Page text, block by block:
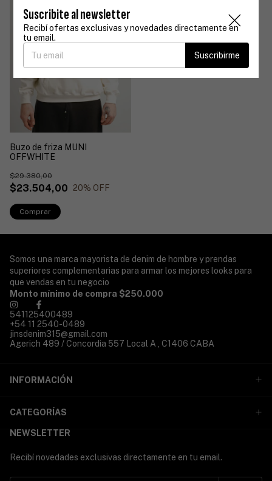
Buzo de friza MUNI
OFFWHITE
$23.504,00
$29.380,00
20% OFF
Comprar
Somos una marca mayorista de denim de hombre y prendas
superiores complementarias para armar los mejores looks para
que vendas en tu negocio
Monto mínimo de compra $250.000
541125400489
+54 11 2540-0489
jinsdenim315@gmail.com
Agerich 489 / Concordia 557 Local A , C1406 CABA
INFORMACIÓN
CATEGORÍAS
NEWSLETTER
Recibí novedades exclusivas directamente en tu email.
Suscribite al newsletter
Recibí ofertas exclusivas y novedades directamente en
tu email.
Suscribirme